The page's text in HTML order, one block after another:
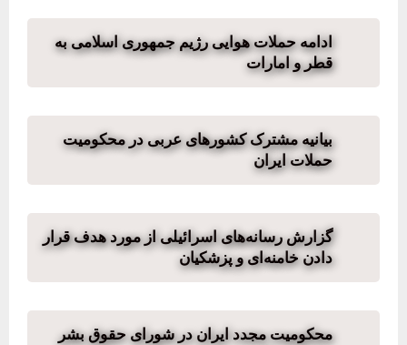
ادامه حملات هوایی رژیم جمهوری اسلامی به
قطر و امارات
بیانیه مشترک کشورهای عربی در محکومیت
حملات ایران
گزارش رسانه‌های اسرائیلی از مورد هدف قرار
دادن خامنه‌ای و پزشکیان
محکومیت مجدد ایران در شورای حقوق بشر